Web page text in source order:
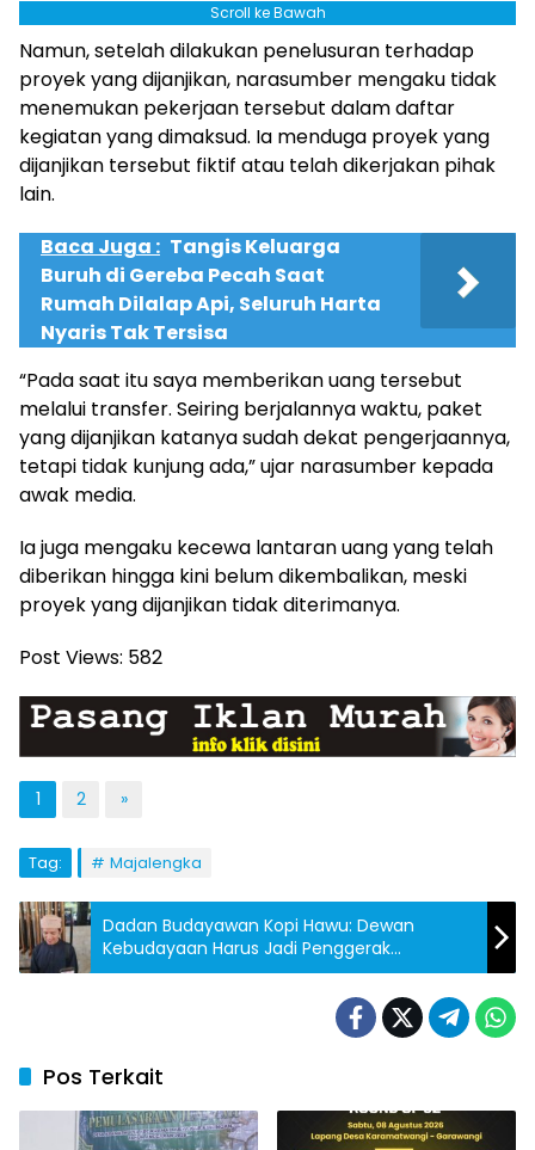
Scroll ke Bawah
Namun, setelah dilakukan penelusuran terhadap
proyek yang dijanjikan, narasumber mengaku tidak
menemukan pekerjaan tersebut dalam daftar
kegiatan yang dimaksud. Ia menduga proyek yang
dijanjikan tersebut fiktif atau telah dikerjakan pihak
lain.
Baca Juga : Tangis Keluarga
Buruh di Gereba Pecah Saat
Rumah Dilalap Api, Seluruh Harta
Nyaris Tak Tersisa
“Pada saat itu saya memberikan uang tersebut
melalui transfer. Seiring berjalannya waktu, paket
yang dijanjikan katanya sudah dekat pengerjaannya,
tetapi tidak kunjung ada,” ujar narasumber kepada
awak media.
Ia juga mengaku kecewa lantaran uang yang telah
diberikan hingga kini belum dikembalikan, meski
proyek yang dijanjikan tidak diterimanya.
Post Views: 582
1 2 »
Tag: Majalengka
Dadan Budayawan Kopi Hawu: Dewan
Kebudayaan Harus Jadi Penggerak
Peradaban di Tengah Arus Modernisasi
Pos Terkait